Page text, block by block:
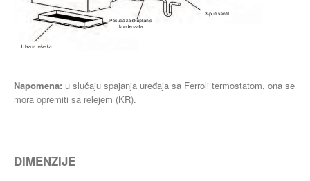
Napomena: u slučaju spajanja uređaja sa Ferroli termostatom, ona se
mora opremiti sa relejem (KR).
DIMENZIJE